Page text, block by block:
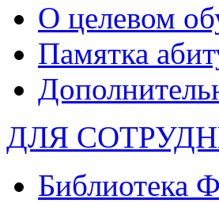
О целевом
Памятка
ДЛЯ
Библиотека